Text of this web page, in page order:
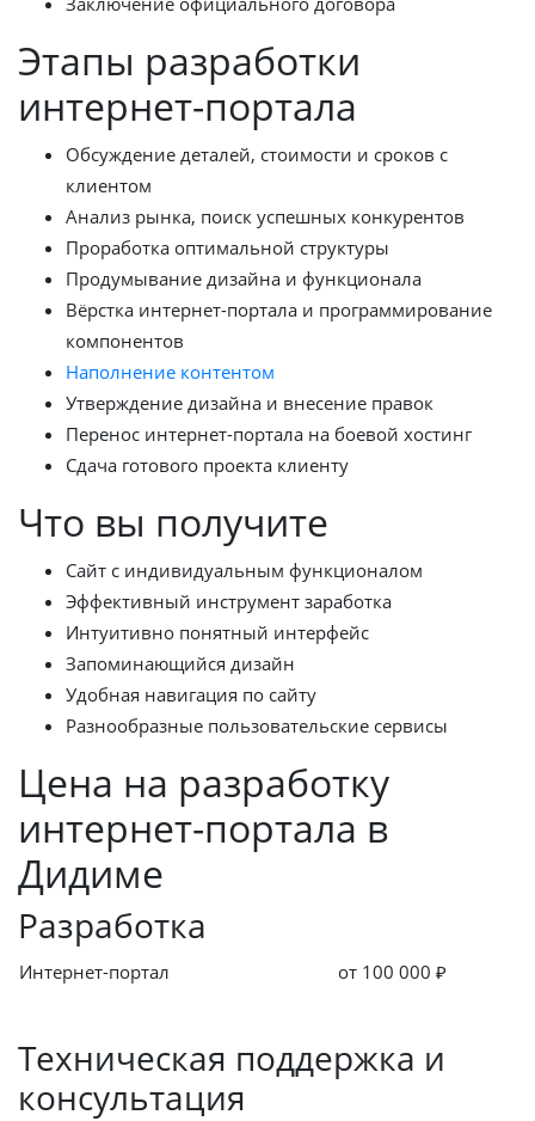
Этапы разработки
интернет-портала
Обсуждение деталей, стоимости и сроков с
клиентом
Анализ рынка, поиск успешных конкурентов
Проработка оптимальной структуры
Продумывание дизайна и функционала
Вёрстка интернет-портала и программирование
компонентов
Наполнение контентом
Утверждение дизайна и внесение правок
Перенос интернет-портала на боевой хостинг
Сдача готового проекта клиенту
Что вы получите
Сайт с индивидуальным функционалом
Эффективный инструмент заработка
Интуитивно понятный интерфейс
Запоминающийся дизайн
Удобная навигация по сайту
Разнообразные пользовательские сервисы
Цена на разработку
интернет-портала в
Дидиме
Разработка
Интернет-портал от 100 000 ₽
Техническая поддержка и
консультация